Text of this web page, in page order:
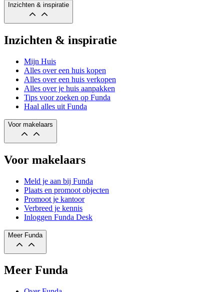
Inzichten & inspiratie
Inzichten & inspiratie
Mijn Huis
Alles over een huis kopen
Alles over een huis verkopen
Alles over je huis aanpakken
Tips voor zoeken op Funda
Haal alles uit Funda
Voor makelaars
Voor makelaars
Meld je aan bij Funda
Plaats en promoot objecten
Promoot je kantoor
Verbreed je kennis
Inloggen Funda Desk
Meer Funda
Meer Funda